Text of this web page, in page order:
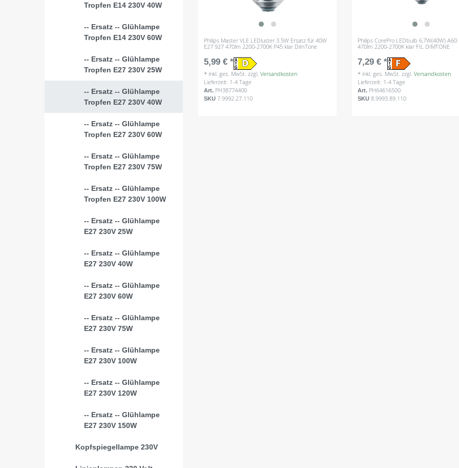
Tropfen E14 230V 40W
-- Ersatz -- Glühlampe
Tropfen E14 230V 60W
-- Ersatz -- Glühlampe
Tropfen E27 230V 25W
-- Ersatz -- Glühlampe
Tropfen E27 230V 40W
-- Ersatz -- Glühlampe
Tropfen E27 230V 60W
-- Ersatz -- Glühlampe
Tropfen E27 230V 75W
-- Ersatz -- Glühlampe
Tropfen E27 230V 100W
-- Ersatz -- Glühlampe
E27 230V 25W
-- Ersatz -- Glühlampe
E27 230V 40W
-- Ersatz -- Glühlampe
E27 230V 60W
-- Ersatz -- Glühlampe
E27 230V 75W
-- Ersatz -- Glühlampe
E27 230V 100W
-- Ersatz -- Glühlampe
E27 230V 120W
-- Ersatz -- Glühlampe
E27 230V 150W
Kopfspiegellampe 230V
Philips Master VLE LEDluster 3.5W Ersatz für 40W
E27 927 470lm 2200-2700K P45 klar DimTone
5,99 € *
* inkl. ges. MwSt. zzgl.Versandkosten
Lieferzeit: 1-4 Tage
Art. PH38774400
SKU7.9992.27.110
Philips CorePro LEDbulb 6,7W(40W) A60
470lm 2200-2700K klar FIL DIMTONE
7,29 € *
* inkl. ges. MwSt. zzgl.Versandkosten
Lieferzeit: 1-4 Tage
Art. PH64616500
SKU8.9993.89.110